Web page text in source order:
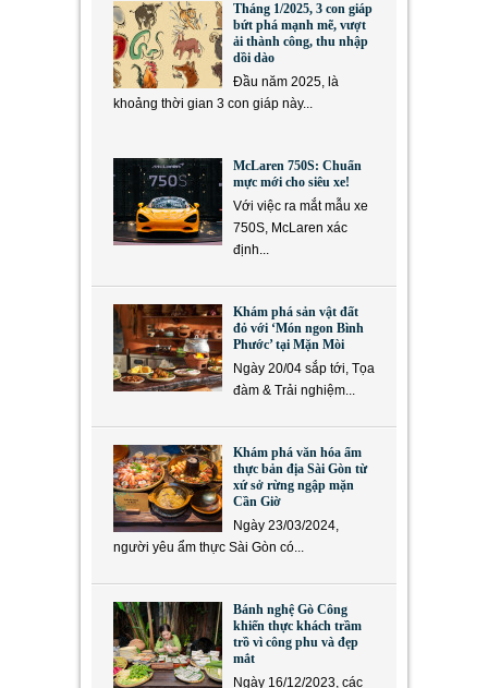
Tháng 1/2025, 3 con giáp
bứt phá mạnh mẽ, vượt
ải thành công, thu nhập
dồi dào
Đầu năm 2025, là
khoảng thời gian 3 con giáp này...
McLaren 750S: Chuẩn
mực mới cho siêu xe!
Với việc ra mắt mẫu xe
750S, McLaren xác
định...
Khám phá sản vật đất
đỏ với ‘Món ngon Bình
Phước’ tại Mặn Mòi
Ngày 20/04 sắp tới, Tọa
đàm & Trải nghiệm...
Khám phá văn hóa ẩm
thực bản địa Sài Gòn từ
xứ sở rừng ngập mặn
Cần Giờ
Ngày 23/03/2024,
người yêu ẩm thực Sài Gòn có...
Bánh nghệ Gò Công
khiến thực khách trầm
trồ vì công phu và đẹp
mắt
Ngày 16/12/2023, các